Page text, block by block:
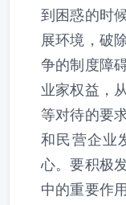
到困惑的时
展环境，破
争的制度障
业家权益，
等对待的要
和民营企业
心。要积极
中的重要作